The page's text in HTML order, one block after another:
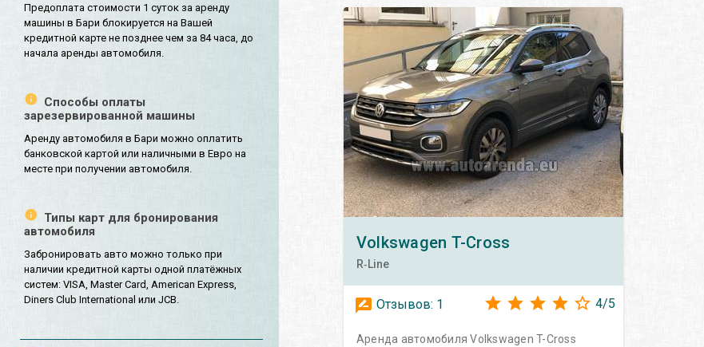
Предоплата стоимости 1 суток за аренду
машины в Бари блокируется на Вашей
кредитной карте не позднее чем за 84 часа, до
начала аренды автомобиля.
Способы оплаты
зарезервированной машины
Аренду автомобиля в Бари можно оплатить
банковской картой или наличными в Евро на
месте при получении автомобиля.
Типы карт для бронирования
автомобиля
Забронировать авто можно только при
наличии кредитной карты одной платёжных
систем: VISA, Master Card, American Express,
Diners Club International или JCB.
Volkswagen T-Cross
R‑Line
Отзывов: 1 4/5
Аренда автомобиля Volkswagen T-Cross